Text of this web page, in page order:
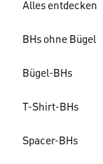
Alles entdecken
BHs ohne Bügel
Bügel-BHs
T-Shirt-BHs
Spacer-BHs